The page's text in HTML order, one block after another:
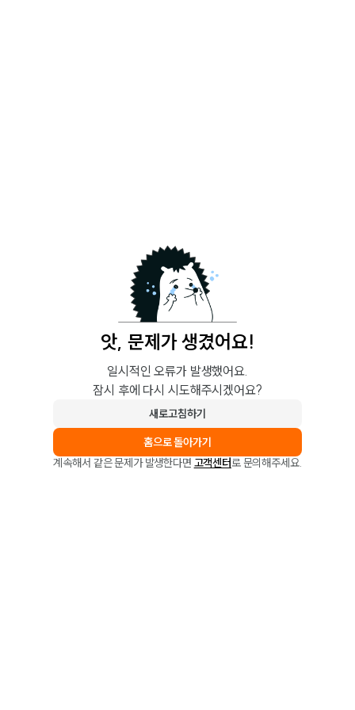
앗, 문제가 생겼어요!
일시적인 오류가 발생했어요.
잠시 후에 다시 시도해주시겠어요?
새로고침하기
홈으로 돌아가기
계속해서 같은 문제가 발생한다면 고객센터로 문의해주세요.